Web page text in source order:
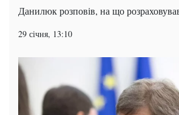
Данилюк розповів, на що
29 січня, 13:10